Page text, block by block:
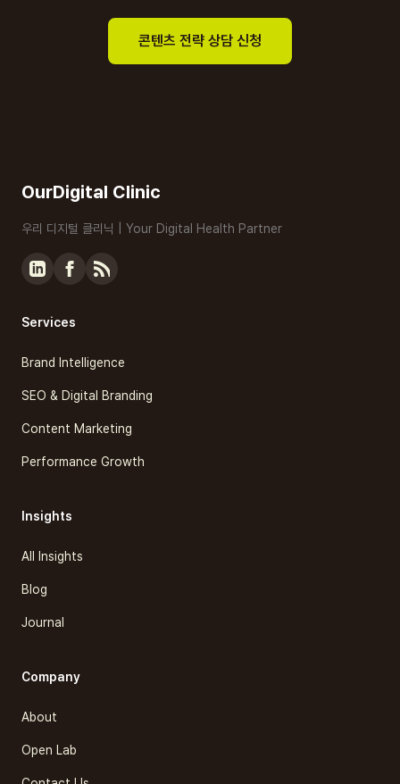
콘텐츠 전략 상담 신청
OurDigital Clinic
우리 디지털 클리닉 | Your Digital Health Partner
Services
Brand Intelligence
SEO & Digital Branding
Content Marketing
Performance Growth
Insights
All Insights
Blog
Journal
Company
About
Open Lab